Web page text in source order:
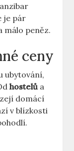
je pár
málo peněz.
ceny
ubytování,
hostelů a
domácí
v blízkosti